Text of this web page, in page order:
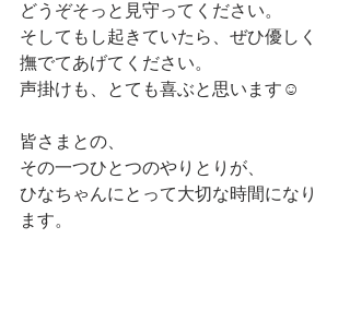
どうぞそっと見守ってください。
そしてもし起きていたら、ぜひ優しく
撫でてあげてください。
声掛けも、とても喜ぶと思います☺️
皆さまとの、
その一つひとつのやりとりが、
ひなちゃんにとって大切な時間になり
ます。